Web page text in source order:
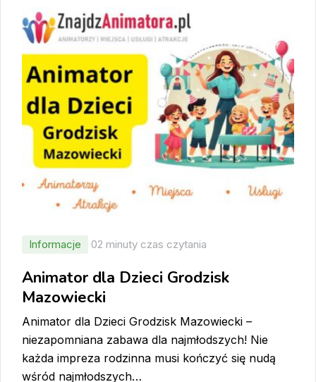
Informacje 02 minuty czas czytania
Animator dla Dzieci Grodzisk
Mazowiecki
Animator dla Dzieci Grodzisk Mazowiecki –
niezapomniana zabawa dla najmłodszych! Nie
każda impreza rodzinna musi kończyć się nudą
wśród najmłodszych…